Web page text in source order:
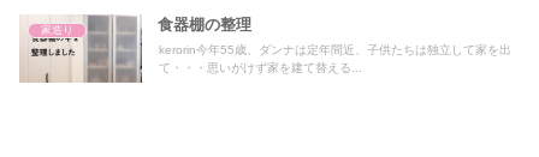
家造り 食器棚の整理
kerorin今年55歳、ダンナは定年間近、子供たちは独立して家を出
て・・・思いがけず家を建て替える...